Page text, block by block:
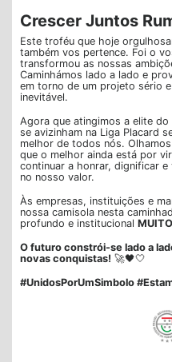
Crescer Juntos
Este troféu que hoje
também vos pertence. Foi o
transformou as nossas
Caminhámos lado a lado e
em torno de um projeto sério
inevitável.
Agora que atingimos a elite
se avizinham na Liga Placard
melhor de todos nós.
que o melhor ainda está por
continuar a honrar, dignificar
no nosso valor.
Às empresas, instituições e
nossa camisola nesta
profundo e institucional
O futuro constrói-se lado a
novas conquistas! 🚀🖤🤍
#UnidosPorUmSimbolo